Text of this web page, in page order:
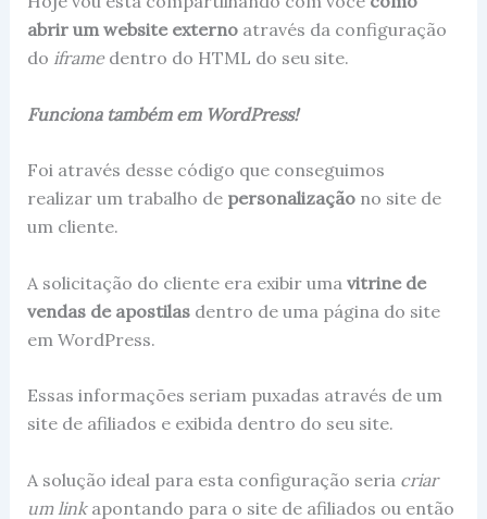
abrir um website externoatravés da configuração
do iframedentro do HTML do seu site.
Funciona também em WordPress!
Foi através desse código que conseguimos
realizar um trabalho de personalizaçãono site de
um cliente.
A solicitação do cliente era exibir uma vitrine de
vendas de apostilasdentro de uma página do site
em WordPress.
Essas informações seriam puxadas através de um
site de afiliados e exibida dentro do seu site.
A solução ideal para esta configuração seria criar
um linkapontando para o site de afiliados ou então